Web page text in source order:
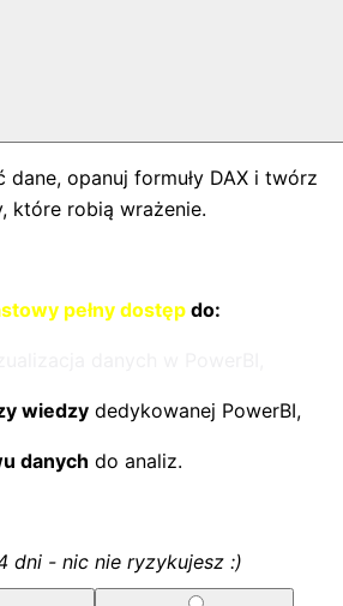
dane, opanuj formuły DAX i twórz
które robią wrażenie.
pełny dostęp do:
wiedzy dedykowanej PowerBI,
danych do analiz.
dni - nic nie ryzykujesz :)